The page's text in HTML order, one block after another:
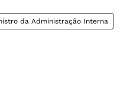
da Administração Interna